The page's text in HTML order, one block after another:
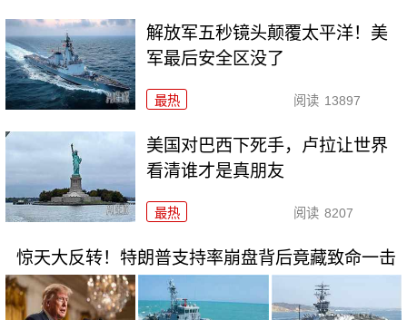
解放军五秒镜头颠覆太平洋！美
军最后安全区没了
最热 阅读 13897
美国对巴西下死手，卢拉让世界
看清谁才是真朋友
最热 阅读 8207
惊天大反转！特朗普支持率崩盘背后竟藏致命一击